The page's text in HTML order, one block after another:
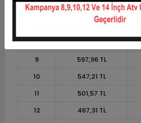
6
851,71 TL
742,96 TL
8
661,40 TL
9
597,96 TL
10
547,21 TL
11
501,57 TL
12
467,31 TL